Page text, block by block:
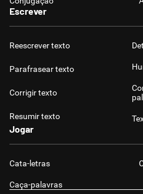
Escrever
Reescrever texto
Parafrasear texto
Corrigir texto
Resumir texto
Jogar
Cata-letras
Caça-palavras